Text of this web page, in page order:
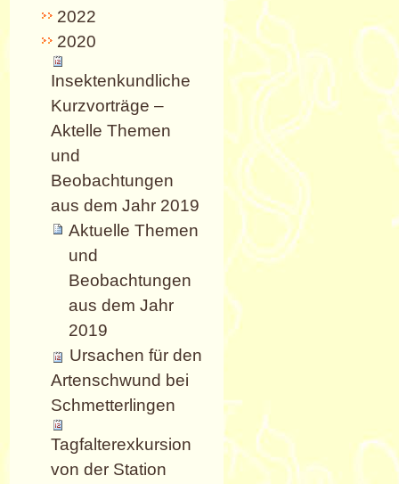
2022
2020
Insektenkundliche
Kurzvorträge –
Aktelle Themen
und
Beobachtungen
aus dem Jahr 2019
Aktuelle Themen
und
Beobachtungen
aus dem Jahr
2019
Ursachen für den
Artenschwund bei
Schmetterlingen
Tagfalterexkursion
von der Station